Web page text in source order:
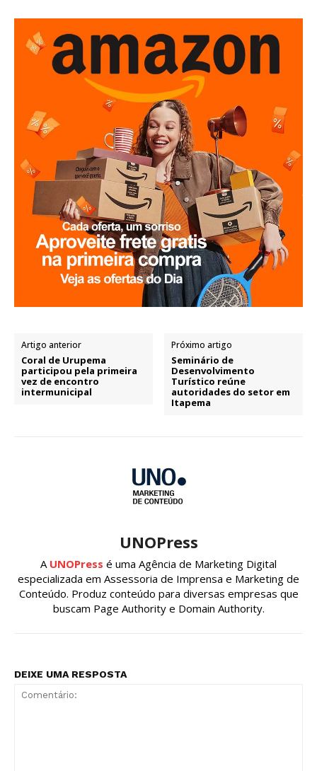
Artigo anterior
Coral de Urupema
participou pela primeira
vez de encontro
intermunicipal
Próximo artigo
Seminário de
Desenvolvimento
Turístico reúne
autoridades do setor em
Itapema
UNOPress
A UNOPress é uma Agência de Marketing Digital
especializada em Assessoria de Imprensa e Marketing de
Conteúdo. Produz conteúdo para diversas empresas que
buscam Page Authority e Domain Authority.
DEIXE UMA RESPOSTA